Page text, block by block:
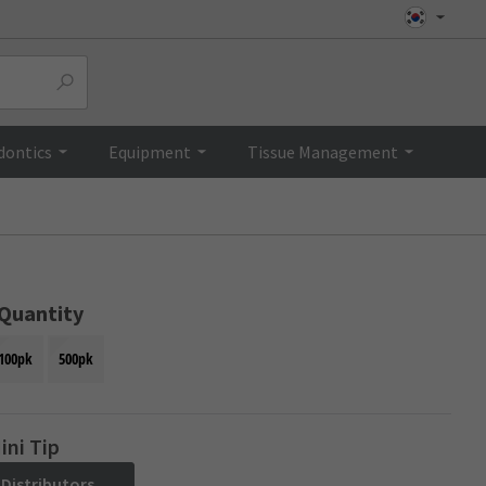
Equipment Tissue Management
100pk 500pk
Tip